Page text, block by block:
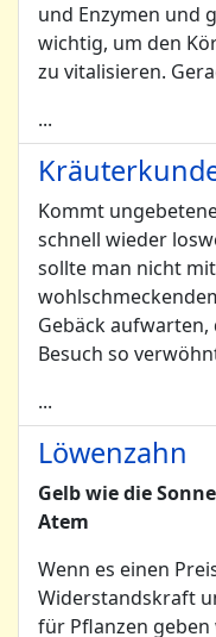
und Enzymen und
wichtig, um den
zu vitalisieren.
...
Kommt
schnell wieder
sollte man nicht mit
Gebäck
Besuch so
...
Löwenzahn
Gelb wie die
Atem
Wenn es einen
Widerstandskraft
für Pflanzen